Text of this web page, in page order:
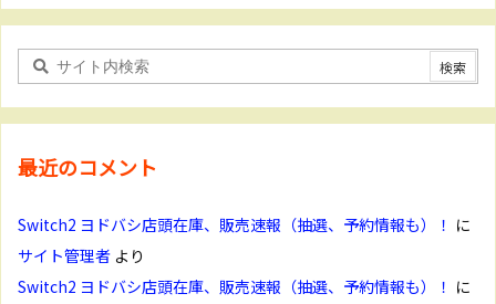
最近のコメント
Switch2 ヨドバシ店頭在庫、販売速報（抽選、予約情報も）！ に
サイト管理者 より
Switch2 ヨドバシ店頭在庫、販売速報（抽選、予約情報も）！ に